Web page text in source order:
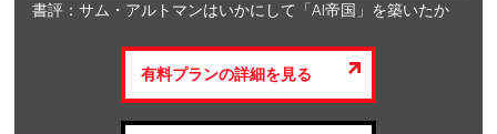
書評：サム・アルトマンはいかにして「AI帝国」を築いたか
有料プランの詳細を見る